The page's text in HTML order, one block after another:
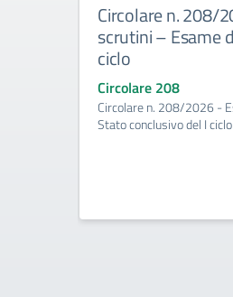
Circolare n. 208/
scrutini – Esame
ciclo
Circolare 208
Circolare n. 208/2026 -
Stato conclusivo del I ciclo